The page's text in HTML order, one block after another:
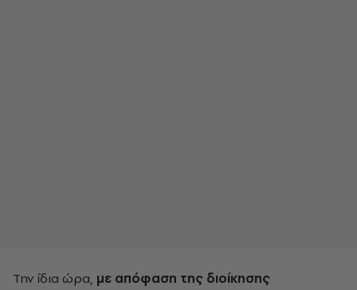
Την ίδια ώρα, με απόφαση της διοίκησης